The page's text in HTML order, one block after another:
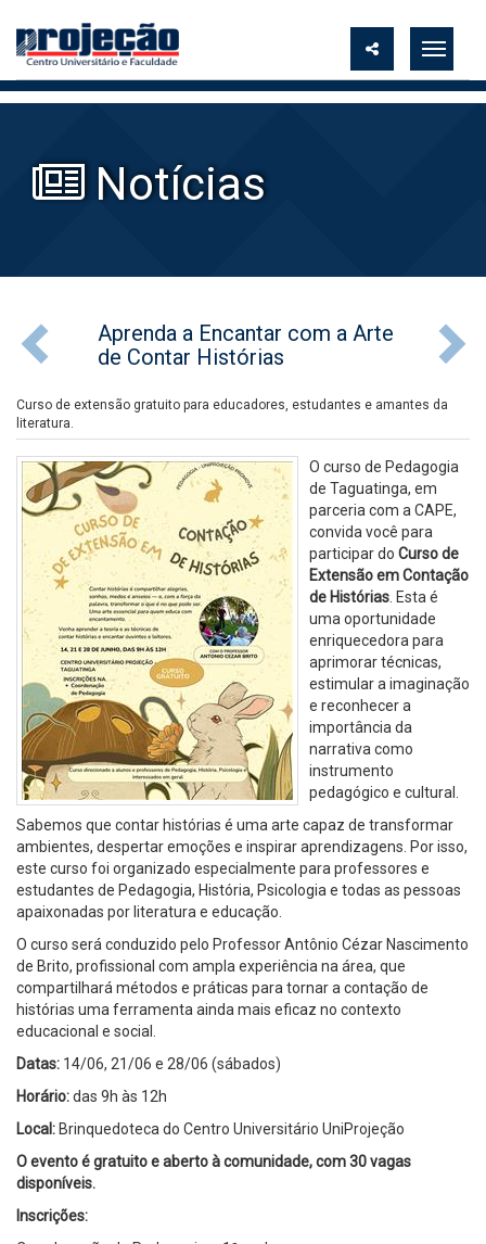
Notícias
Aprenda a Encantar com a Arte
de Contar Histórias
Curso de extensão gratuito para educadores, estudantes e amantes da
literatura.
O curso de Pedagogia
de Taguatinga, em
parceria com a CAPE,
convida você para
participar do Curso de
Extensão em Contação
de Histórias . Esta é
uma oportunidade
enriquecedora para
aprimorar técnicas,
estimular a imaginação
e reconhecer a
importância da
narrativa como
instrumento
pedagógico e cultural.
Sabemos que contar histórias é uma arte capaz de transformar
ambientes, despertar emoções e inspirar aprendizagens. Por isso,
este curso foi organizado especialmente para professores e
estudantes de Pedagogia, História, Psicologia e todas as pessoas
apaixonadas por literatura e educação.
O curso será conduzido pelo Professor Antônio Cézar Nascimento
de Brito, profissional com ampla experiência na área, que
compartilhará métodos e práticas para tornar a contação de
histórias uma ferramenta ainda mais eficaz no contexto
educacional e social.
Datas: 14/06, 21/06 e 28/06 (sábados)
Horário:das 9h às 12h
Local: Brinquedoteca do Centro Universitário UniProjeção
O evento é gratuito e aberto à comunidade, com 30 vagas
disponíveis.
Inscrições: